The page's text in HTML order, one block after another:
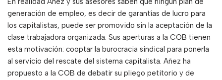
generación de empleo, es decir de garantías de lucro para
los capitalistas, puede ser promovido sin la aceptación de la
clase trabajadora organizada. Sus aperturas a la COB tienen
esta motivación: cooptar la burocracia sindical para ponerla
al servicio del rescate del sistema capitalista. Añez ha
propuesto a la COB de debatir su pliego petitorio y de